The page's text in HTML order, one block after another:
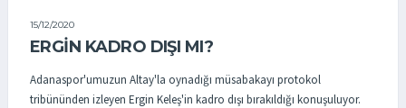
15/12/2020
ERGIN KADRO DIŞI MI?
Adanaspor'umuzun Altay'la oynadığı müsabakayı protokol
tribününden izleyen Ergin Keleş'in kadro dışı bırakıldığı konuşuluyor.